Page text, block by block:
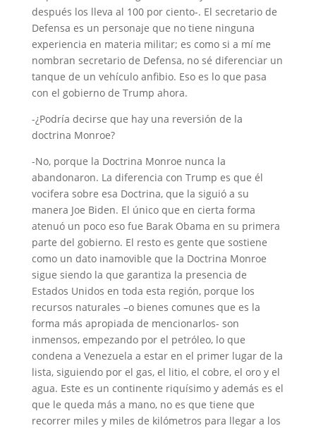
después los lleva al 100 por ciento-. El secretario de
Defensa es un personaje que no tiene ninguna
experiencia en materia militar; es como si a mí me
nombran secretario de Defensa, no sé diferenciar un
tanque de un vehículo anfibio. Eso es lo que pasa
con el gobierno de Trump ahora.
-¿Podría decirse que hay una reversión de la
doctrina Monroe?
-No, porque la Doctrina Monroe nunca la
abandonaron. La diferencia con Trump es que él
vocifera sobre esa Doctrina, que la siguió a su
manera Joe Biden. El único que en cierta forma
atenuó un poco eso fue Barak Obama en su primera
parte del gobierno. El resto es gente que sostiene
como un dato inamovible que la Doctrina Monroe
sigue siendo la que garantiza la presencia de
Estados Unidos en toda esta región, porque los
recursos naturales –o bienes comunes que es la
forma más apropiada de mencionarlos- son
inmensos, empezando por el petróleo, lo que
condena a Venezuela a estar en el primer lugar de la
lista, siguiendo por el gas, el litio, el cobre, el oro y el
agua. Este es un continente riquísimo y además es el
que le queda más a mano, no es que tiene que
recorrer miles y miles de kilómetros para llegar a los